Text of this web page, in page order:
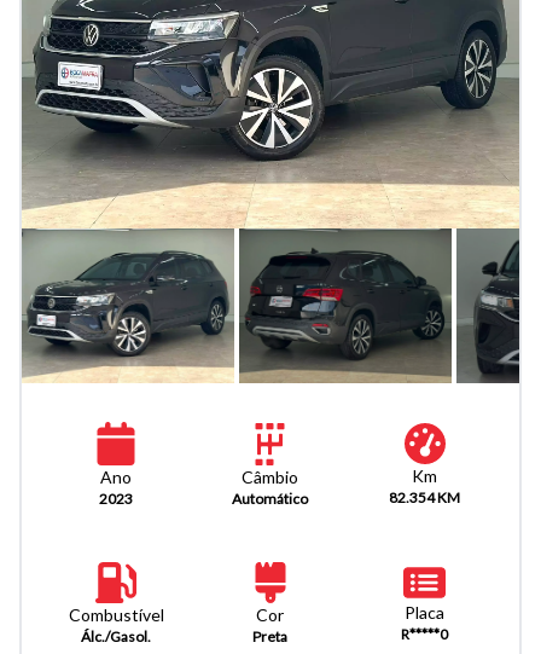
Ano
2023
Câmbio
Automático
Km
82.354 KM
Combustível
Álc./Gasol.
Cor
Preta
Placa
R*****0